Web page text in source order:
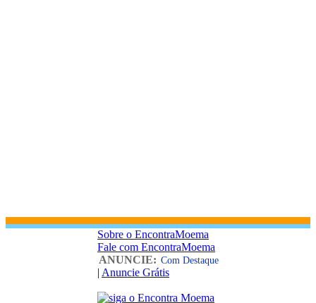
Sobre o EncontraMoema
Fale com EncontraMoema
ANUNCIE: Com Destaque
| Anuncie Grátis